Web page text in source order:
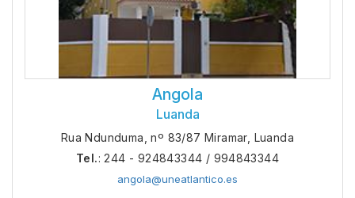
Angola
Luanda
Rua Ndunduma, nº 83/87 Miramar, Luanda
Tel.: 244 - 924843344 / 994843344
angola@uneatlantico.es